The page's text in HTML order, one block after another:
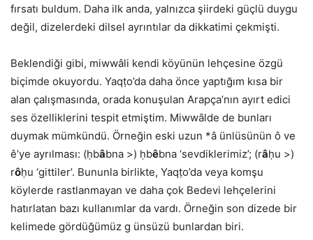
fırsatı buldum. Daha ilk anda, yalnızca şiirdeki güçlü duygu
değil, dizelerdeki dilsel ayrıntılar da dikkatimi çekmişti.
Beklendiği gibi, miwwâli kendi köyünün lehçesine özgü
biçimde okuyordu. Yaqṭo’da daha önce yaptığım kısa bir
alan çalışmasında, orada konuşulan Arapça’nın ayırt edici
ses özelliklerini tespit etmiştim. Miwwâlde de bunları
duymak mümkündü. Örneğin eski uzun *â ünlüsünün ô ve
ê’ye ayrılması: (ḥbâbna >) ḥbêbna ‘sevdiklerimiz’; (râḥu >)
rôḥu ‘gittiler’. Bununla birlikte, Yaqṭo’da veya komşu
köylerde rastlanmayan ve daha çok Bedevi lehçelerini
hatırlatan bazı kullanımlar da vardı. Örneğin son dizede bir
kelimede gördüğümüz g ünsüzü bunlardan biri.